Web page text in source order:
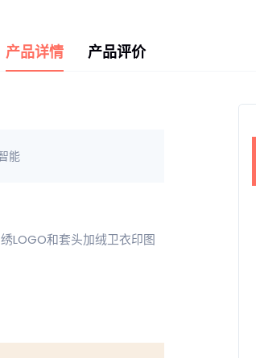
产品详情 产品评价
能
LOGO和套头加绒卫衣印图